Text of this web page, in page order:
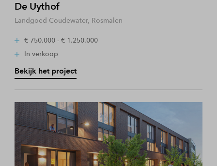
De Uythof
Landgoed Coudewater, Rosmalen
€ 750.000 - € 1.250.000
In verkoop
Bekijk het project